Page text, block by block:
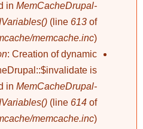
in MemCacheDrupal-
(line 613 of
memcache.inc).
: Creation of dynamic
is
in MemCacheDrupal-
(line 614 of
memcache.inc).